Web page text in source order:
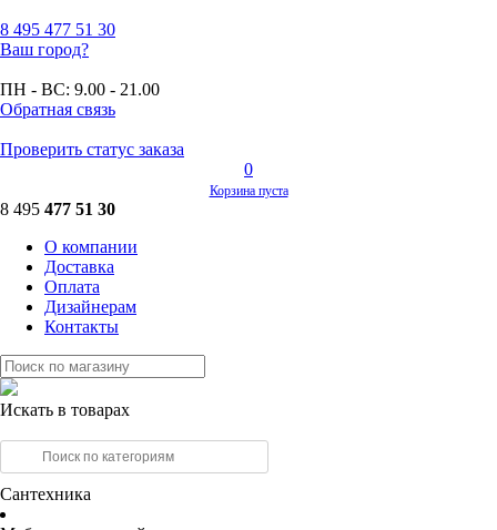
8 495 477 51 30
Ваш город?
ПН - ВС: 9.00 - 21.00
Обратная связь
Проверить статус заказа
0
Корзина пуста
8 495 477 51 30
О компании
Доставка
Оплата
Дизайнерам
Контакты
Искать в товарах
Сантехника